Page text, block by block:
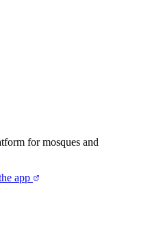
for mosques and
app